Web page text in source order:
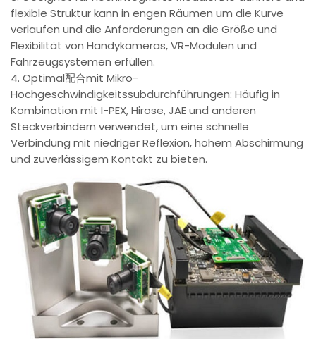
flexible Struktur kann in engen Räumen um die Kurve
verlaufen und die Anforderungen an die Größe und
Flexibilität von Handykameras, VR-Modulen und
Fahrzeugsystemen erfüllen.
4. Optimal配合mit Mikro-
Hochgeschwindigkeitssubdurchführungen: Häufig in
Kombination mit I-PEX, Hirose, JAE und anderen
Steckverbindern verwendet, um eine schnelle
Verbindung mit niedriger Reflexion, hohem Abschirmung
und zuverlässigem Kontakt zu bieten.